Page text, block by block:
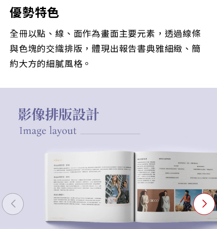
優勢特色
全冊以點、線、面作為畫面主要元素，透過線條
與色塊的交織排版，體現出報告書典雅細緻、簡
約大方的細膩風格。